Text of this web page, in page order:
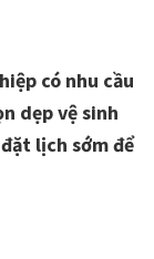
có nhu cầu
dẹp vệ sinh
lịch sớm để